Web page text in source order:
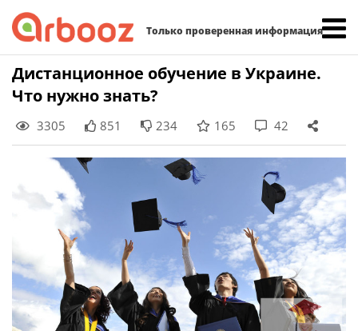
Только проверенная информация
Skip
to
Дистанционное обучение в Украине.
Что нужно знать?
3305 851 234 165 42
Найти: